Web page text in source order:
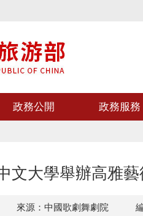
政務公開 政務服務
文大學舉辦高雅
來源：中國歌劇舞劇院